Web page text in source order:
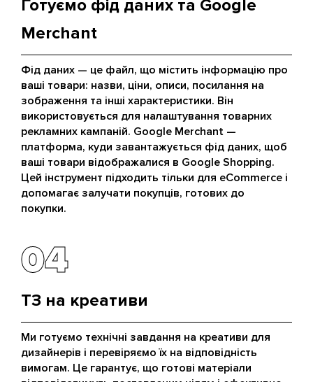
Готуємо фід даних та Google
Merchant
Фід даних — це файл, що містить інформацію про
ваші товари: назви, ціни, описи, посилання на
зображення та інші характеристики. Він
використовується для налаштування товарних
рекламних кампаній. Google Merchant —
платформа, куди завантажується фід даних, щоб
ваші товари відображалися в Google Shopping.
Цей інструмент підходить тільки для eCommerce і
допомагає залучати покупців, готових до
покупки.
04
04
ТЗ на креативи
Ми готуємо технічні завдання на креативи для
дизайнерів і перевіряємо їх на відповідність
вимогам. Це гарантує, що готові матеріали